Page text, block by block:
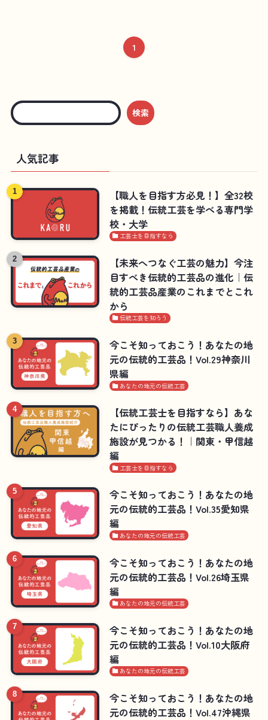
1
検索
人気記事
【職人を目指す方必見！】全32校
を掲載！伝統工芸を学べる専門学
校・大学
工芸士を目指すなら
【未来へつなぐ工芸の魅力】今注
目すべき伝統的工芸品の進化｜伝
統的工芸品産業のこれまでとこれ
から
伝統工芸を知ろう
今こそ知っておこう！あなたの地
元の伝統的工芸品！Vol.29神奈川
県編
あなたの地元の伝統工芸
【伝統工芸士を目指すなら】あな
たにぴったりの伝統工芸職人養成
施設が見つかる！｜関東・甲信越
編
工芸士を目指すなら
今こそ知っておこう！あなたの地
元の伝統的工芸品！Vol.35愛知県
編
あなたの地元の伝統工芸
今こそ知っておこう！あなたの地
元の伝統的工芸品！Vol.26埼玉県
編
あなたの地元の伝統工芸
今こそ知っておこう！あなたの地
元の伝統的工芸品！Vol.10大阪府
編
あなたの地元の伝統工芸
今こそ知っておこう！あなたの地
元の伝統的工芸品！Vol.47沖縄県